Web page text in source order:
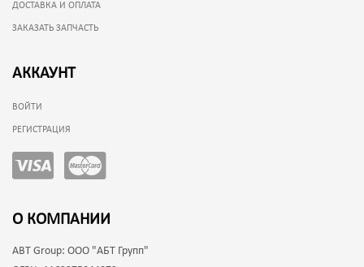
ДОСТАВКА И ОПЛАТА
ЗАКАЗАТЬ ЗАПЧАСТЬ
АККАУНТ
ВОЙТИ
РЕГИСТРАЦИЯ
О КОМПАНИИ
ABT Group: ООО "АБТ Групп"